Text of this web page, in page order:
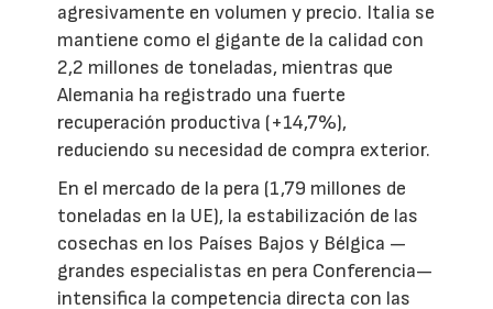
agresivamente en volumen y precio. Italia se
mantiene como el gigante de la calidad con
2,2 millones de toneladas, mientras que
Alemania ha registrado una fuerte
recuperación productiva (+14,7%),
reduciendo su necesidad de compra exterior.
En el mercado de la pera (1,79 millones de
toneladas en la UE), la estabilización de las
cosechas en los Países Bajos y Bélgica —
grandes especialistas en pera Conferencia—
intensifica la competencia directa con las